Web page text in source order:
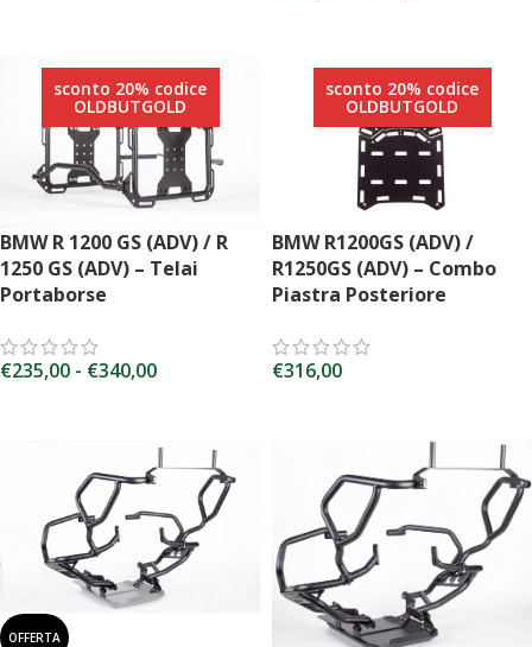
sconto 20% codice
OLDBUTGOLD
BMW R 1200 GS (ADV) / R
1250 GS (ADV) – Telai
Portaborse
€235,00 - €340,00
sconto 20% codice
OLDBUTGOLD
BMW R1200GS (ADV) /
R1250GS (ADV) – Combo
Piastra Posteriore
€316,00
OFFERTA